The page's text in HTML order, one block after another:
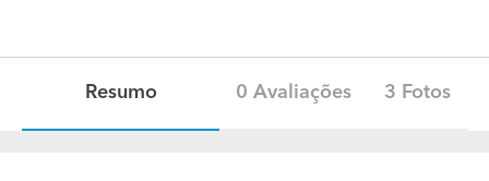
Resumo 0 Avaliações 3 Fotos